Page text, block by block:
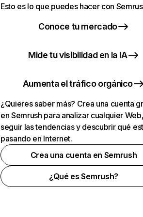
Esto es lo que puedes hacer con
Conoce tu mercado
Mide tu visibilidad en la IA
Aumenta el tráfico orgánico
¿Quieres saber más? Crea una cuenta
en Semrush para analizar cualquier
seguir las tendencias y descubrir qué
pasando en Internet.
Crea una cuenta en Semrush
¿Qué es Semrush?